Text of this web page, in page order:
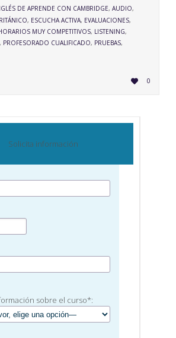
DE APRENDE CON CAMBRIDGE, AUDIO,
, ESCUCHA ACTIVA, EVALUACIONES,
MUY COMPETITIVOS, LISTENING,
, PROFESORADO CUALIFICADO, PRUEBAS,
 LOVE
IT0
Solicita información
sobre el curso*: